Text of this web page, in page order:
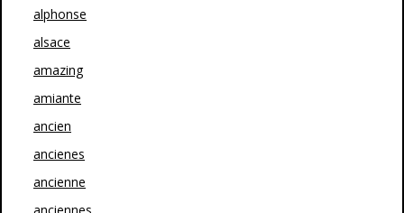
alphonse
alsace
amazing
amiante
ancien
ancienes
ancienne